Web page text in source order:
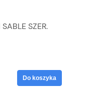
SZER.
Do koszyka